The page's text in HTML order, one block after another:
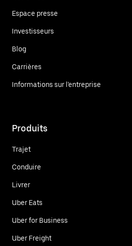
Espace presse
Investisseurs
Blog
Carrières
Informations sur l'entreprise
Produits
Trajet
Conduire
Livrer
Uber Eats
Uber for Business
Uber Freight